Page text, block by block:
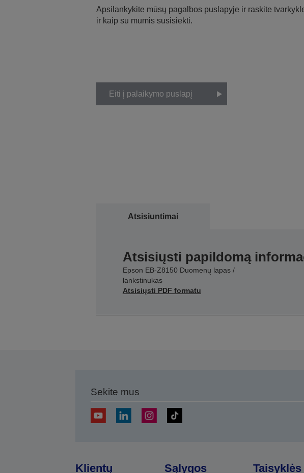
Apsilankykite mūsų pagalbos puslapyje ir raskite
ir kaip su mumis susisiekti.
Eiti į palaikymo puslapį
Atsisiuntimai
Atsisiųsti papildomą
Epson EB-Z8150 Duomenų lapas /
lankstinukas
Atsisiųsti PDF formatu
Sekite mus
Klientų Sąlygos Taisyklės